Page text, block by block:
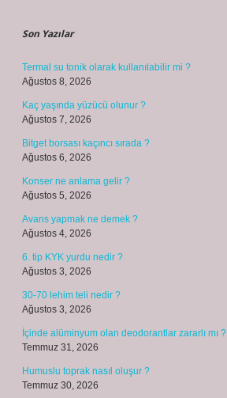
Son Yazılar
Termal su tonik olarak kullanılabilir mi ?
Ağustos 8, 2026
Kaç yaşında yüzücü olunur ?
Ağustos 7, 2026
Bitget borsası kaçıncı sırada ?
Ağustos 6, 2026
Konser ne anlama gelir ?
Ağustos 5, 2026
Avans yapmak ne demek ?
Ağustos 4, 2026
6. tip KYK yurdu nedir ?
Ağustos 3, 2026
30-70 lehim teli nedir ?
Ağustos 3, 2026
İçinde alüminyum olan deodorantlar zararlı mı ?
Temmuz 31, 2026
Humuslu toprak nasıl oluşur ?
Temmuz 30, 2026